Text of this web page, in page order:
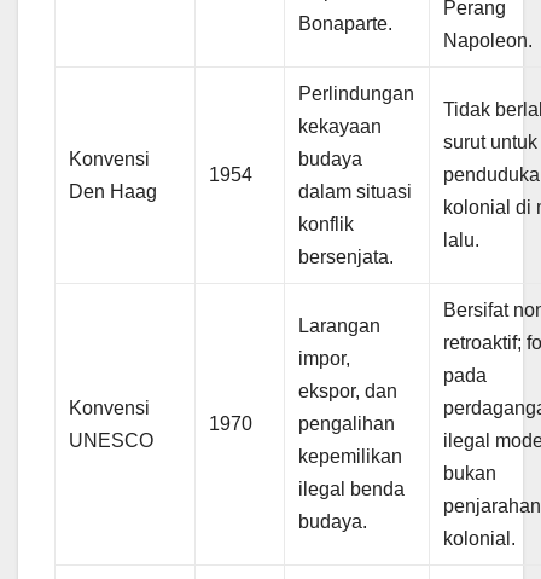
Bonaparte.
Perang
Napoleon.
Konvensi
Den Haag
1954
Perlindungan
kekayaan
budaya
dalam situasi
konflik
bersenjata.
Tidak
surut untuk
kolonial di
lalu.
Konvensi
UNESCO
1970
Larangan
impor,
ekspor, dan
pengalihan
kepemilikan
ilegal benda
budaya.
Bersifat
retroaktif;
pada
ilegal
bukan
penjarahan
kolonial.